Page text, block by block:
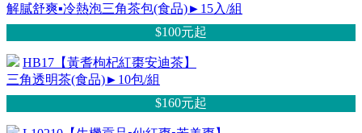
解膩舒爽▪冷熱泡三角茶包(食品)►15入/組
$100元起
HB17【黃耆枸杞紅棗安迪茶】
三角透明茶(食品)►10包/組
$160元起